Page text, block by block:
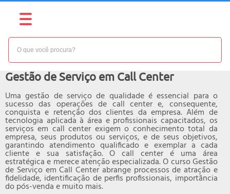
NÍVEL: AVANÇADO
Gestão de Serviço em Call Center
Uma gestão de serviço de qualidade é essencial para o
sucesso das operações de call center e, consequente,
conquista e retenção dos clientes da empresa. Além de
tecnologia aplicada à área e profissionais capacitados, os
serviços em call center exigem o conhecimento total da
empresa, seus produtos ou serviços, e de seus objetivos,
garantindo atendimento qualificado e exemplar a cada
cliente e sua satisfação. O call center é uma área
estratégica e merece atenção especializada. O curso Gestão
de Serviço em Call Center abrange processos de atração e
fidelidade, identificação de perfis profissionais, importância
do pós-venda e muito mais.